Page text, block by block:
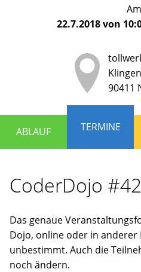
Am
22.7.2018von
90411
ABLAUF TERMINE
CoderDojo #42
Das genaue
Dojo, online oder in
unbestimmt. Auch die
noch ändern.